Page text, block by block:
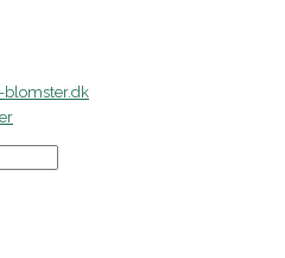
blomster.dk